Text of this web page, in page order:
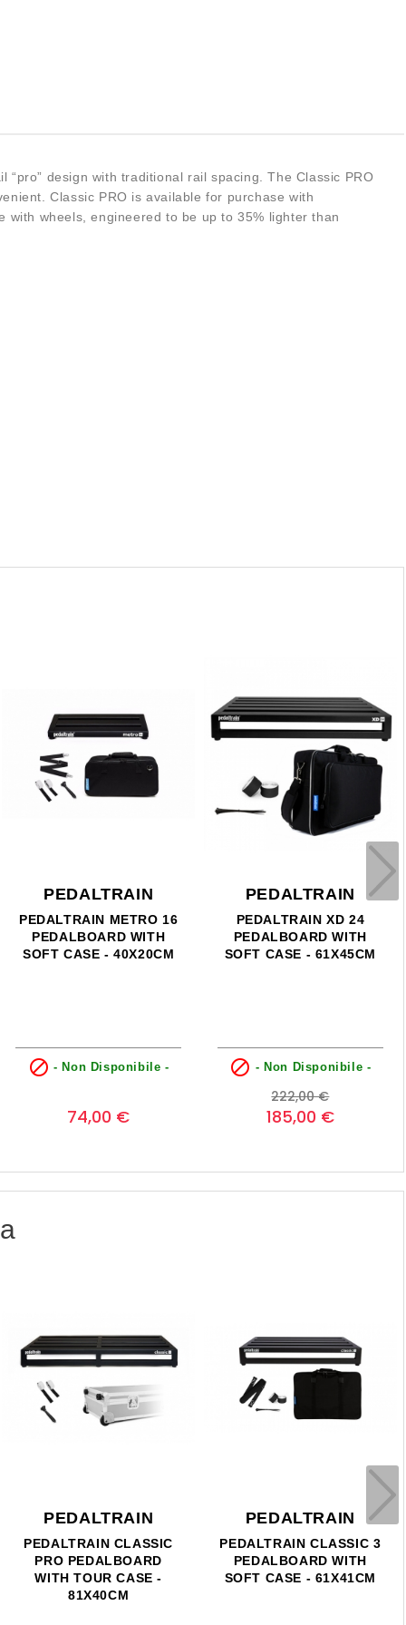
design with traditional rail spacing. The Classic PRO
Classic PRO is available for purchase with
wheels, engineered to be up to 35% lighter than
PEDALTRAIN
PEDALTRAIN METRO 16
PEDALBOARD WITH
SOFT CASE - 40X20CM
 - Non Disponibile -
74,00 €
PEDALTRAIN
PEDALTRAIN XD 24
PEDALBOARD WITH
SOFT CASE - 61X45CM
 - Non Disponibile -
Prezzo
base
222,00 €Prezzo
185,00 €
PEDALTRAIN
PEDALTRAIN CLASSIC
PRO PEDALBOARD
WITH TOUR CASE -
81X40CM
PEDALTRAIN
PEDALTRAIN CLASSIC 3
PEDALBOARD WITH
SOFT CASE - 61X41CM